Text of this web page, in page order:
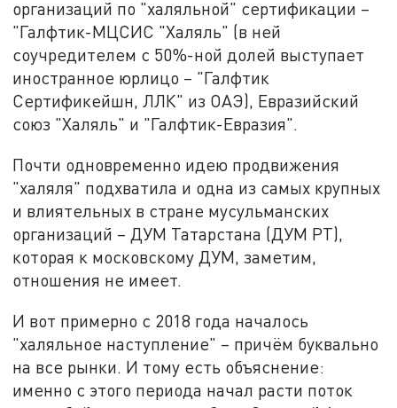
организаций по "халяльной" сертификации –
"Галфтик-МЦСИС "Халяль" (в ней
соучредителем с 50%-ной долей выступает
иностранное юрлицо – "Галфтик
Сертификейшн, ЛЛК" из ОАЭ), Евразийский
союз "Халяль" и "Галфтик-Евразия".
Почти одновременно идею продвижения
"халяля" подхватила и одна из самых крупных
и влиятельных в стране мусульманских
организаций – ДУМ Татарстана (ДУМ РТ),
которая к московскому ДУМ, заметим,
отношения не имеет.
И вот примерно с 2018 года началось
"халяльное наступление" – причём буквально
на все рынки. И тому есть объяснение:
именно с этого периода начал расти поток